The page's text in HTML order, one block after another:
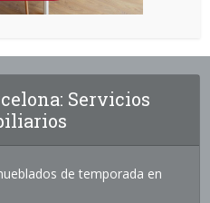
Servicios
de temporada en